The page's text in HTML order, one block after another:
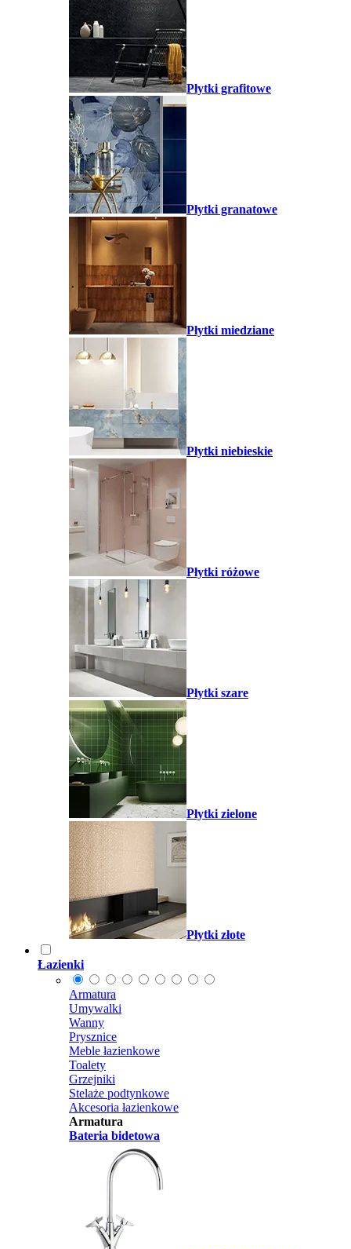
Płytki grafitowe
Płytki granatowe
Płytki miedziane
Płytki niebieskie
Płytki różowe
Płytki szare
Płytki zielone
Płytki złote
Łazienki
Armatura
Umywalki
Wanny
Prysznice
Meble łazienkowe
Toalety
Grzejniki
Stelaże podtynkowe
Akcesoria łazienkowe
Armatura
Bateria bidetowa